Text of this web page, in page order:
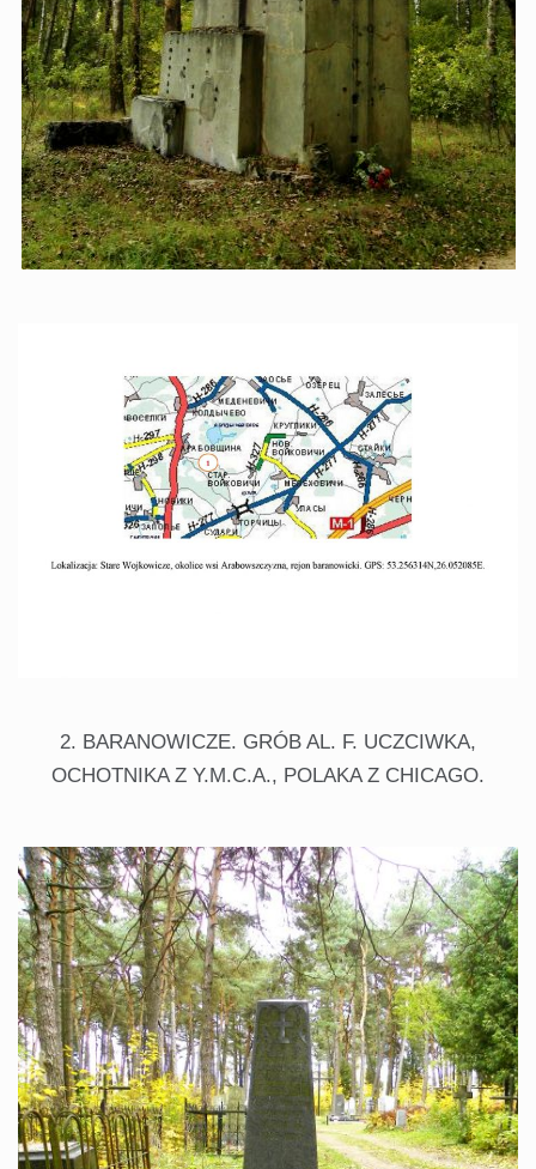
2. BARANOWICZE. GRÓB AL. F. UCZCIWKA,
OCHOTNIKA Z Y.M.C.A., POLAKA Z CHICAGO.